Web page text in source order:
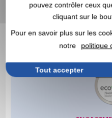
pouvez contrôler ceux
cliquant sur le
Pour en savoir plus sur les
notre
politique
Tout accepter